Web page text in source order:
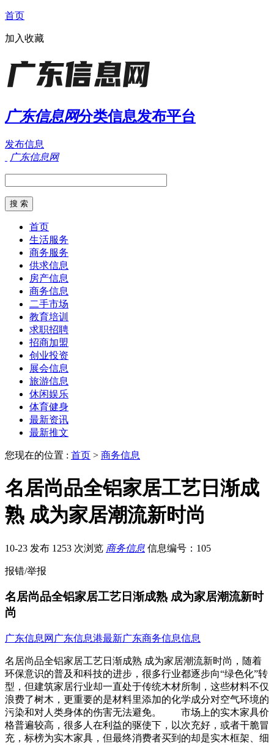
首页
加入收藏
广东信息网分类信息发布平台
发布信息
广东信息网
首页
生活服务
商务服务
供求信息
房产信息
商务信息
二手市场
教育培训
求职招聘
招商加盟
创业投资
展会信息
旅游信息
休闲娱乐
体育健身
最新资讯
最新推文
您现在的位置 : 首页 > 商务信息
名居尚品全铝家居工艺日渐成
熟 成为家居潮流新时尚
10-23 发布 1253 次浏览 商务信息 信息编号：105
报错/举报
名居尚品全铝家居工艺日渐成熟 成为家居潮流新时
尚
广东信息网 广东信息港最新广东商务信息信息
名居尚品全铝家居工艺日渐成熟 成为家居潮流新时尚，随着
环保意识的普及和科技的进步，很多行业都逐步向“绿色化”转
型，但建筑家居行业却一直处于传统木材所制，这些材料不仅
浪费了树木，更重要的是材料里添加的化学成分对空气环境的
污染和对人类身体的伤害无法避免。 市场上的实木家具价
格普遍较高，很多人在利益的驱使下，以次充好，或者干脆冒
充，标榜为实木家具，但最终消费者买到的却是实木框架、细